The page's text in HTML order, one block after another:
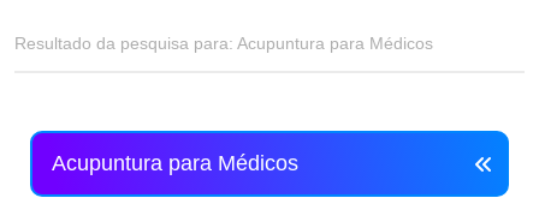
Resultado da pesquisa para: Acupuntura para Médicos
Acupuntura para Médicos